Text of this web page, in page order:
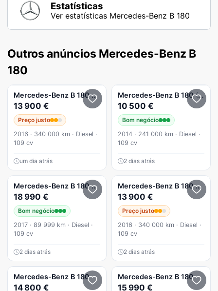
Estatísticas
Ver estatísticas Mercedes-Benz B 180
Outros anúncios Mercedes-Benz B
180
Mercedes-Benz B 180 CDi Urban Aut.
13 900 €
Preço justo
2016 · 340 000 km · Diesel ·
109 cv
um dia atrás
Mercedes-Benz B 180 (CDI) d Urban
10 500 €
Bom negócio
2014 · 241 000 km · Diesel ·
109 cv
2 dias atrás
Mercedes-Benz B 180 d Urban
18 990 €
Bom negócio
2017 · 89 999 km · Diesel ·
109 cv
2 dias atrás
Mercedes-Benz B 180 CDI
13 900 €
Preço justo
2016 · 340 000 km · Diesel ·
109 cv
2 dias atrás
Mercedes-Benz B 180
14 800 €
Mercedes-Benz B 180
15 990 €